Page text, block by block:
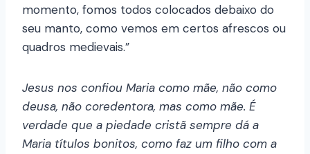
momento, fomos todos colocados debaixo do
seu manto, como vemos em certos afrescos ou
quadros medievais.”
Jesus nos confiou Maria como mãe, não como
deusa, não coredentora, mas como mãe. É
verdade que a piedade cristã sempre dá a
Maria títulos bonitos, como faz um filho com a